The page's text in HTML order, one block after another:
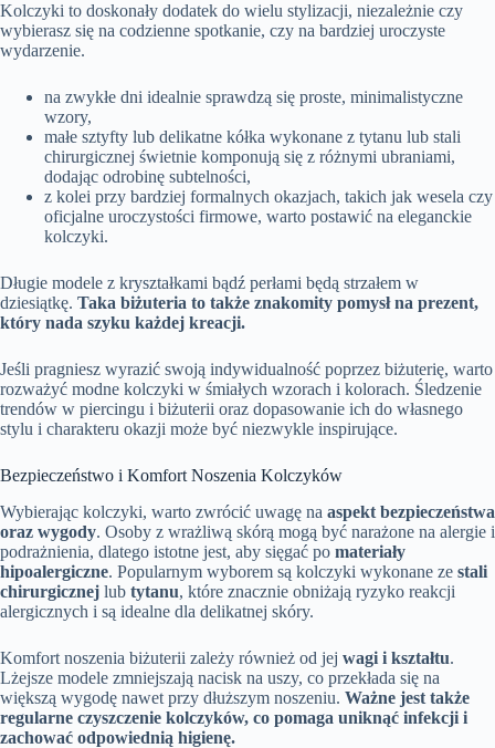
Kolczyki to doskonały dodatek do wielu stylizacji, niezależnie czy
wybierasz się na codzienne spotkanie, czy na bardziej uroczyste
wydarzenie.
na zwykłe dni idealnie sprawdzą się proste, minimalistyczne
wzory,
małe sztyfty lub delikatne kółka wykonane z tytanu lub stali
chirurgicznej świetnie komponują się z różnymi ubraniami,
dodając odrobinę subtelności,
z kolei przy bardziej formalnych okazjach, takich jak wesela czy
oficjalne uroczystości firmowe, warto postawić na eleganckie
kolczyki.
Długie modele z kryształkami bądź perłami będą strzałem w
dziesiątkę. Taka biżuteria to także znakomity pomysł na prezent,
który nada szyku każdej kreacji.
Jeśli pragniesz wyrazić swoją indywidualność poprzez biżuterię, warto
rozważyć modne kolczyki w śmiałych wzorach i kolorach. Śledzenie
trendów w piercingu i biżuterii oraz dopasowanie ich do własnego
stylu i charakteru okazji może być niezwykle inspirujące.
Bezpieczeństwo i Komfort Noszenia Kolczyków
Wybierając kolczyki, warto zwrócić uwagę na aspekt bezpieczeństwa
oraz wygody. Osoby z wrażliwą skórą mogą być narażone na alergie i
podrażnienia, dlatego istotne jest, aby sięgać po materiały
hipoalergiczne. Popularnym wyborem są kolczyki wykonane ze stali
chirurgicznej lub tytanu, które znacznie obniżają ryzyko reakcji
alergicznych i są idealne dla delikatnej skóry.
Komfort noszenia biżuterii zależy również od jej wagi i kształtu.
Lżejsze modele zmniejszają nacisk na uszy, co przekłada się na
większą wygodę nawet przy dłuższym noszeniu. Ważne jest także
regularne czyszczenie kolczyków, co pomaga uniknąć infekcji i
zachować odpowiednią higienę.